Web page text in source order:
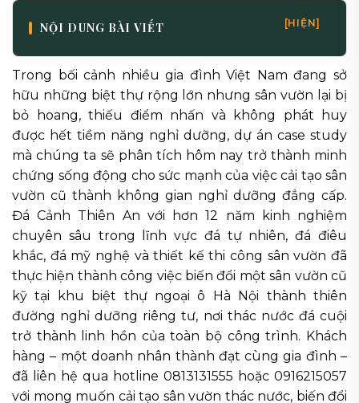
NỘI DUNG BÀI VIẾT [HIỆN]
Trong bối cảnh nhiều gia đình Việt Nam đang sở
hữu những biệt thự rộng lớn nhưng sân vườn lại bị
bỏ hoang, thiếu điểm nhấn và không phát huy
được hết tiềm năng nghỉ dưỡng, dự án case study
mà chúng ta sẽ phân tích hôm nay trở thành minh
chứng sống động cho sức mạnh của việc cải tạo sân
vườn cũ thành không gian nghỉ dưỡng đẳng cấp.
Đá Cảnh Thiên An với hơn 12 năm kinh nghiệm
chuyên sâu trong lĩnh vực đá tự nhiên, đá điêu
khắc, đá mỹ nghệ và thiết kế thi công sân vườn đã
thực hiện thành công việc biến đổi một sân vườn cũ
kỹ tại khu biệt thự ngoại ô Hà Nội thành thiên
đường nghỉ dưỡng riêng tư, nơi thác nước đá cuội
trở thành linh hồn của toàn bộ công trình. Khách
hàng – một doanh nhân thành đạt cùng gia đình –
đã liên hệ qua hotline 0813131555 hoặc 0916215057
với mong muốn cải tạo sân vườn thác nước, biến đổi